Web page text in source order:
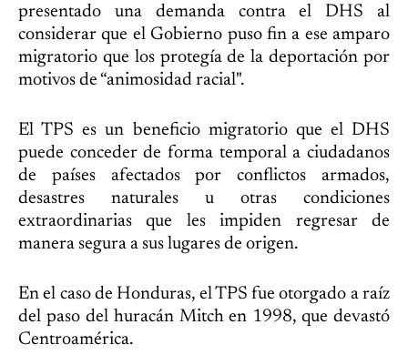
presentado una demanda contra el DHS al
considerar que el Gobierno puso fin a ese amparo
migratorio que los protegía de la deportación por
motivos de “animosidad racial".
El TPS es un beneficio migratorio que el DHS
puede conceder de forma temporal a ciudadanos
de países afectados por conflictos armados,
desastres naturales u otras condiciones
extraordinarias que les impiden regresar de
manera segura a sus lugares de origen.
En el caso de Honduras, el TPS fue otorgado a raíz
del paso del huracán Mitch en 1998, que devastó
Centroamérica.